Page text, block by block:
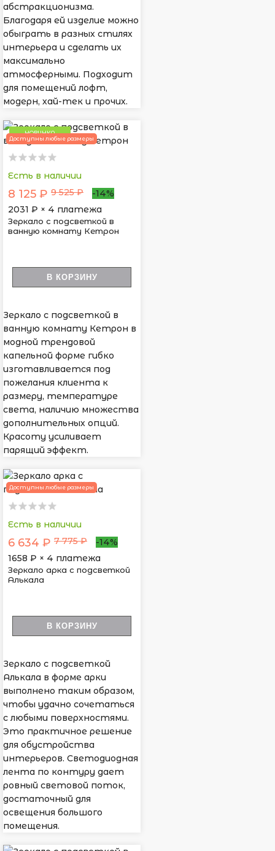
абстракционизма.
Благодаря ей изделие можно
обыграть в разных стилях
интерьера и сделать их
максимально
атмосферными. Подходит
для помещений лофт,
модерн, хай-тек и прочих.
НОВИНКА
Доступны любые размеры
Есть в наличии
8 125 ₽ 9 525 ₽
-14%
2031 ₽ × 4 платежа
Зеркало с подсветкой в
ванную комнату Кетрон
В КОРЗИНУ
Зеркало с подсветкой в
ванную комнату Кетрон в
модной трендовой
капельной форме гибко
изготавливается под
пожелания клиента к
размеру, температуре
света, наличию множества
дополнительных опций.
Красоту усиливает
парящий эффект.
Доступны любые размеры
Есть в наличии
6 634 ₽ 7 775 ₽
-14%
1658 ₽ × 4 платежа
Зеркало арка с подсветкой
Алькала
В КОРЗИНУ
Зеркало с подсветкой
Алькала в форме арки
выполнено таким образом,
чтобы удачно сочетаться
с любыми поверхностями.
Это практичное решение
для обустройства
интерьеров. Светодиодная
лента по контуру дает
ровный световой поток,
достаточный для
освещения большого
помещения.